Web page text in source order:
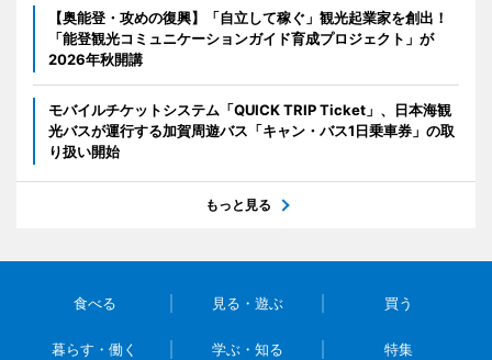
【奥能登・攻めの復興】「自立して稼ぐ」観光起業家を創出！
「能登観光コミュニケーションガイド育成プロジェクト」が
2026年秋開講
モバイルチケットシステム「QUICK TRIP Ticket」、日本海観
光バスが運行する加賀周遊バス「キャン・バス1日乗車券」の取
り扱い開始
もっと見る
食べる 見る・遊ぶ 買う
暮らす・働く 学ぶ・知る 特集